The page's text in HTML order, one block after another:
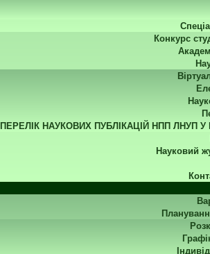
Конкурс
ПЕРЕЛІК НАУКОВИХ ПУБЛІКАЦІЙ НПП ЛНУП
Науковий